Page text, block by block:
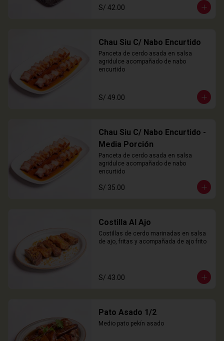
S/ 42.00
Chau Siu C/ Nabo Encurtido
Panceta de cerdo asada en salsa
agridulce acompañado de nabo
encurtido
S/ 49.00
Chau Siu C/ Nabo Encurtido -
Media Porción
Panceta de cerdo asada en salsa
agridulce acompañado de nabo
encurtido
S/ 35.00
Costilla Al Ajo
Costillas de cerdo marinadas en salsa
de ajo, fritas y acompañada de ajo frito
S/ 43.00
Pato Asado 1/2
Medio pato pekín asado